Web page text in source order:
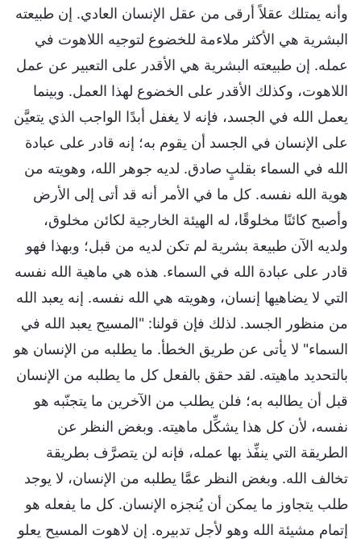
وأنه يمتلك عقلاً أرقى من عقل الإنسان العادي. إن طبيعته
البشرية هي الأكثر ملاءمة للخضوع لتوجيه اللاهوت في
عمله. إن طبيعته البشرية هي الأقدر على التعبير عن عمل
اللاهوت، وكذلك الأقدر على الخضوع لهذا العمل. وبينما
يعمل الله في الجسد، فإنه لا يغفل أبدًا الواجب الذي يتعيَّن
على الإنسان في الجسد أن يقوم به؛ إنه قادر على عبادة
الله في السماء بقلبٍ صادق. لديه جوهر الله، وهويته من
هوية الله نفسه. كل ما في الأمر أنه قد أتى إلى الأرض
وأصبح كائنًا مخلوقًا، له الهيئة الخارجية لكائن مخلوق،
ولديه الآن طبيعة بشرية لم تكن لديه من قبل؛ وبهذا فهو
قادر على عبادة الله في السماء. هذه هي ماهية الله نفسه
التي لا يضاهيها إنسان، وهويته هي الله نفسه. إنه يعبد الله
من منظور الجسد. لذلك فإن قولنا: "المسيح يعبد الله في
السماء" لا يأتى عن طريق الخطأ. ما يطلبه من الإنسان هو
بالتحديد ماهيته. لقد حقق بالفعل كل ما يطلبه من الإنسان
قبل أن يطالبه به؛ فلن يطلب من الآخرين ما يتجنّبه هو
نفسه، لأن كل هذا يشكِّل ماهيته. وبغض النظر عن
الطريقة التي ينفِّذ بها عمله، فإنه لن يتصرَّف بطريقة
تخالف الله. وبغض النظر عمَّا يطلبه من الإنسان، لا يوجد
طلب يتجاوز ما يمكن أن يُنجزه الإنسان. كل ما يفعله هو
إتمام مشيئة الله وهو لأجل تدبيره. إن لاهوت المسيح يعلو